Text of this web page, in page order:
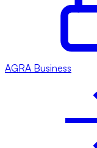
AGRA Business